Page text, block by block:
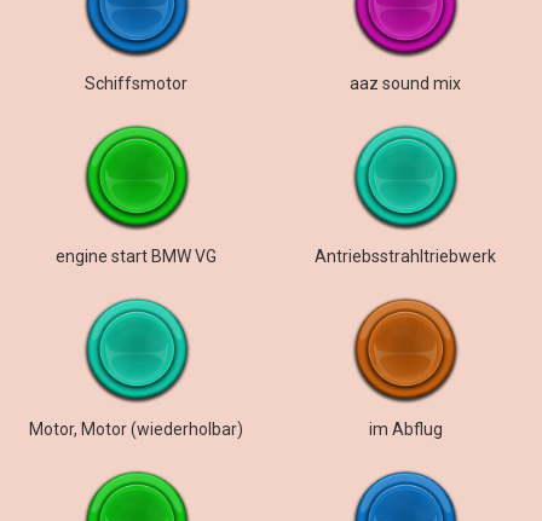
Schiffsmotor aaz sound mix
engine start BMW VG Antriebsstrahltriebwerk
Motor, Motor (wiederholbar) im Abflug